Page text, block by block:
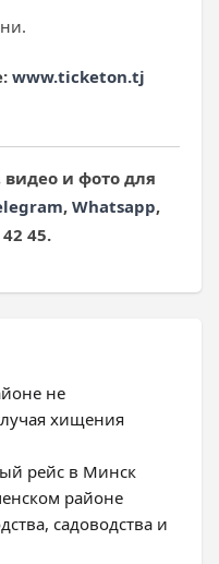
www.ticketon.tj
и фото для
, Whatsapp,
45.
не
хищения
рейс в Минск
районе
садоводства и